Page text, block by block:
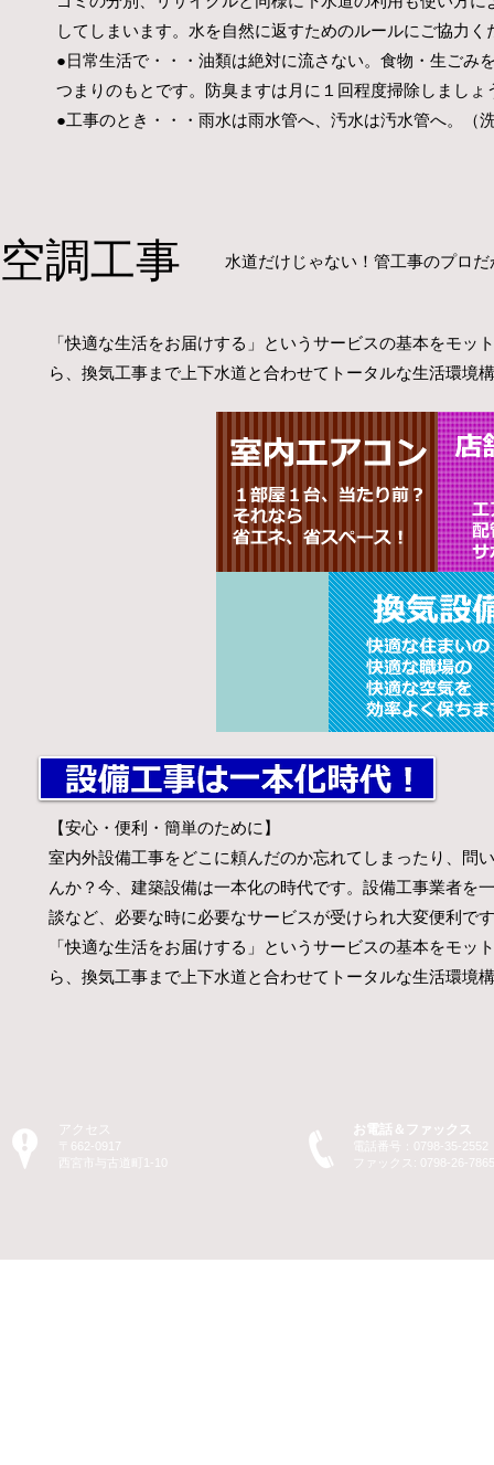
してしまいます。水を自然に返すためのルールにご協力く
●日常生活で・・・油類は絶対に流さない。食物・生ごみ
つまりのもとです。防臭ますは月に１回程度掃除しましょ
​●工事のとき・・・雨水は雨水管へ、汚水は汚水管へ。（
空調工事 水道だけじゃない！管工事のプロ
「快適な生活をお届けする」というサービスの基本をモ
ら、換気工事まで上下水道と合わせてトータルな生活環境
【安心・便利・簡単のために】
室内外設備工事をどこに頼んだのか忘れてしまったり、問
んか？今、建築設備は一本化の時代です。設備工事業者を
談など、必要な時に必要なサービスが受けられ大変便利で
「快適な生活をお届けする」というサービスの基本をモ
ら、換気工事まで上下水道と合わせてトータルな生活環境
アクセス
〒662-0917
​西宮市与古道町1-10
お電話＆ファックス
電話番号：0798-35-2552
ファックス: 0798-26-7865